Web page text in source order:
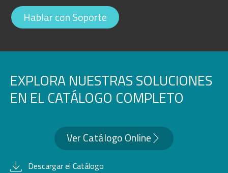
Hablar con Soporte
EXPLORA NUESTRAS SOLUCIONES
EN EL CATÁLOGO COMPLETO
Ver Catálogo Online
Descargar el Catálogo